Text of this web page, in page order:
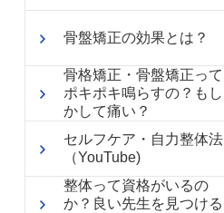
骨盤矯正の効果とは？
骨格矯正・骨盤矯正って
ポキポキ鳴らすの？もし
かして痛い？
セルフケア・自力整体法
（YouTube)
整体って資格がいるの
か？良い先生を見つける